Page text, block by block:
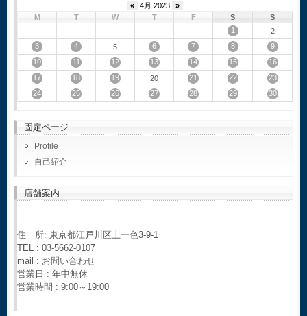
« 4月 2023
»
M
T W T F S
S
1
2
3
4 5 6 7 8
9
10
11 12 13 14 15
16
17
18 19 20 21 22
23
24
25 26 27 28 29 30
固定ページ
Profile
自己紹介
店舗案内
住 所: 東京都江戸川区上一色3-9-1
TEL : 03-5662-0107
mail : お問い合わせ
営業日 : 年中無休
営業時間 : 9:00～19:00